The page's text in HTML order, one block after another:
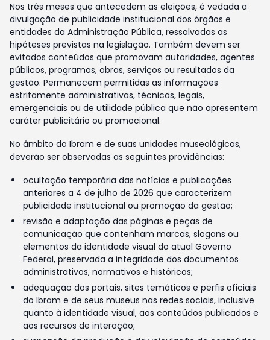
Nos três meses que antecedem as eleições, é vedada a
divulgação de publicidade institucional dos órgãos e
entidades da Administração Pública, ressalvadas as
hipóteses previstas na legislação. Também devem ser
evitados conteúdos que promovam autoridades, agentes
públicos, programas, obras, serviços ou resultados da
gestão. Permanecem permitidas as informações
estritamente administrativas, técnicas, legais,
emergenciais ou de utilidade pública que não apresentem
caráter publicitário ou promocional.
No âmbito do Ibram e de suas unidades museológicas,
deverão ser observadas as seguintes providências:
ocultação temporária das notícias e publicações
anteriores a 4 de julho de 2026 que caracterizem
publicidade institucional ou promoção da gestão;
revisão e adaptação das páginas e peças de
comunicação que contenham marcas, slogans ou
elementos da identidade visual do atual Governo
Federal, preservada a integridade dos documentos
administrativos, normativos e históricos;
adequação dos portais, sites temáticos e perfis oficiais
do Ibram e de seus museus nas redes sociais, inclusive
quanto à identidade visual, aos conteúdos publicados e
aos recursos de interação;